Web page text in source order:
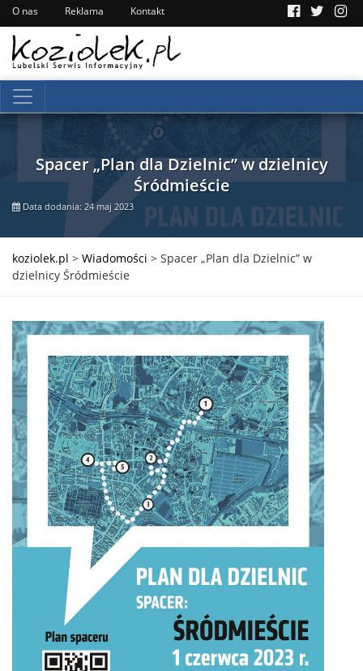
O nas Reklama Kontakt
Spacer „Plan dla Dzielnic” w dzielnicy
Śródmieście
Data dodania: 24 maj 2023
koziolek.pl > Wiadomości > Spacer „Plan dla Dzielnic” w
dzielnicy Śródmieście